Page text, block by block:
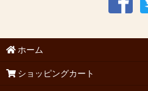
ホーム
ショッピングカート